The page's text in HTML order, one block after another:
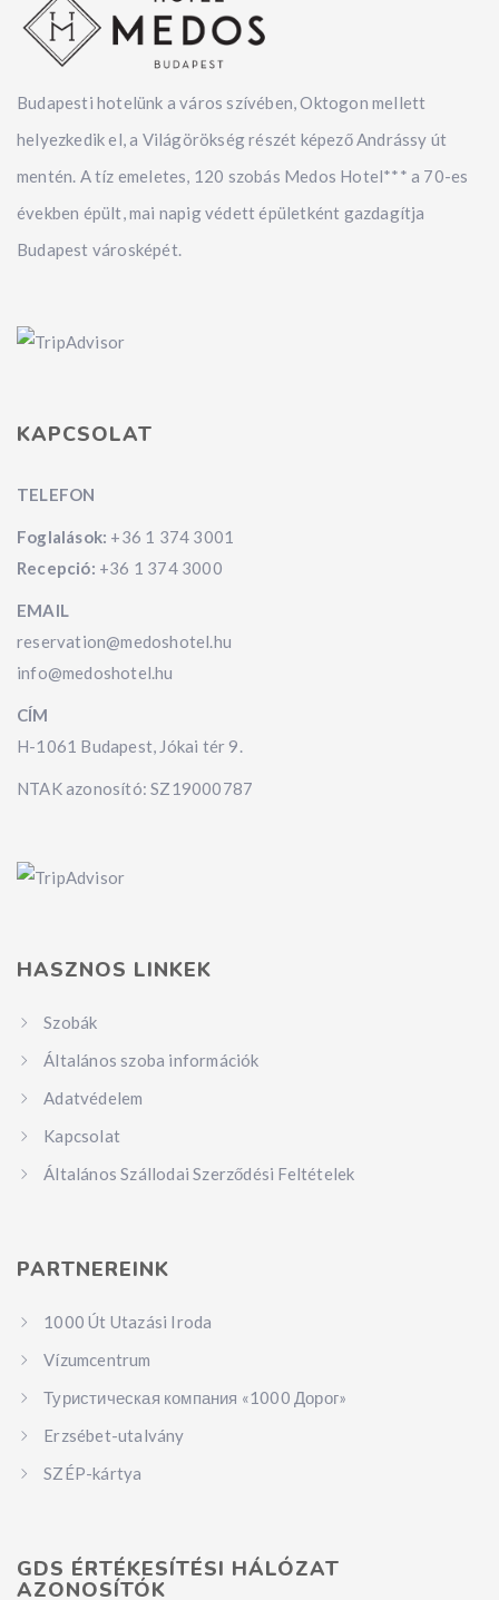
Budapesti hotelünk a város szívében, Oktogon mellett
helyezkedik el, a Világörökség részét képező Andrássy út
mentén. A tíz emeletes, 120 szobás Medos Hotel*** a 70-es
években épült, mai napig védett épületként gazdagítja
Budapest városképét.
KAPCSOLAT
TELEFON
Foglalások: +36 1 374 3001
Recepció: +36 1 374 3000
EMAIL
reservation@medoshotel.hu
info@medoshotel.hu
CÍM
H-1061 Budapest, Jókai tér 9.
NTAK azonosító: SZ19000787
HASZNOS LINKEK
Szobák
Általános szoba információk
Adatvédelem
Kapcsolat
Általános Szállodai Szerződési Feltételek
PARTNEREINK
1000 Út Utazási Iroda
Vízumcentrum
Туристическая компания «1000 Дорог»
Erzsébet-utalvány
SZÉP-kártya
GDS ÉRTÉKESÍTÉSI HÁLÓZAT
AZONOSÍTÓK